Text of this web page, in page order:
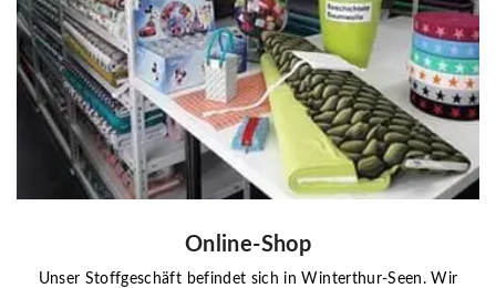
Online-Shop
Unser Stoffgeschäft befindet sich in Winterthur-Seen. Wir